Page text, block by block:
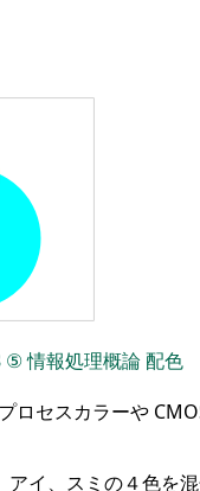
⑤情報処理概論配色
ロセスカラーや
イ、スミの４色を混